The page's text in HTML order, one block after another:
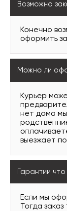
Возможно
Конечно
оформить
Можно ли
Курьер
нет дома
выезжает
Гарантии
Если мы
Тогда